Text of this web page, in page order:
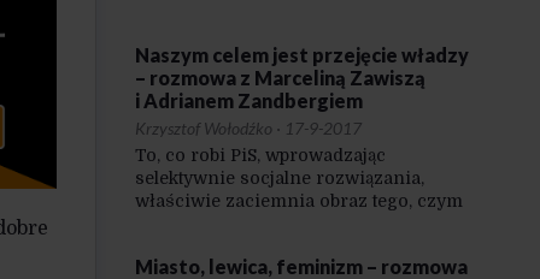
których 1000-1200 złotych to jest
wszystko, co zarabiają. Mają problem
z wyegzekwowaniem swoich praw
i na pewno się nie postawią.
Naszym celem jest przejęcie władzy
– rozmowa z Marceliną Zawiszą
i Adrianem Zandbergiem
Krzysztof Wołodźko · 17-9-2017
To, co robi PiS, wprowadzając
selektywnie socjalne rozwiązania,
właściwie zaciemnia obraz tego, czym
państwo dobrobytu. To także jest
Miasto, lewica, feminizm – rozmowa